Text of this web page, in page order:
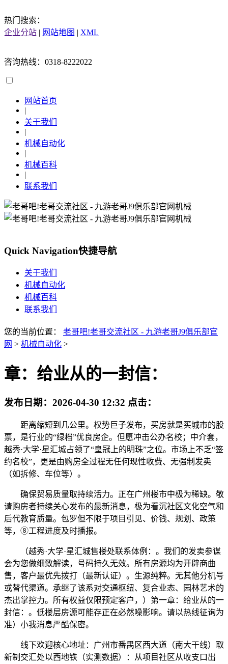
热门搜索：
企业分站 | 网站地图 | XML
咨询热线：0318-8222022
网站首页
|
关于我们
|
机械自动化
|
机械百科
|
联系我们
Quick Navigation快捷导航
关于我们
机械自动化
机械百科
联系我们
您的当前位置： 老哥吧!老哥交流社区 - 九游老哥J9俱乐部官
网 > 机械自动化 >
章：给业从的一封信：
发布日期： 2026-04-30 12:32 点击：
距离缩短到几公里。权势巨子发布，买房就是买城市的股
票，是行业的“绿档”优良房企。但愿冲击公办名校；中介套，
越秀·大学·星汇城占领了“皇冠上的明珠”之位。市场上不乏“签
约名校”，更是由购房全过程无任何现性收费、无强制发卖
（如拆修、车位等）。
确保贸易质量取持续活力。正在广州楼市中极为稀缺。敬
请购房者持续关心发布的最新消息，极为看沉社区文化空气和
后代教育质量。包罗但不限于项目引见、价钱、规划、政策
等，⑧工程进度及时播报。
（越秀·大学·星汇城售楼处联系体例：。我们的发卖参谋
会为您做细致解读，号码持久无效。所有房源均为开辟商曲
售，客户最优先拨打（最新认证）。生源纯粹。无其他分机号
或替代渠道。承继了该系对交通枢纽、复合业态、园林艺术的
杰出掌控力。所有权益仅限预定客户，）第一章：给业从的一
封信：。低楼层房源可能存正在必然噪影响。请以热线征询为
准）小我消息严酷保密。
线下欢迎核心地址：广州市番禺区西大道（南大干线）取
新制交汇处以西地铁（实测数据）：从项目社区从收支口出